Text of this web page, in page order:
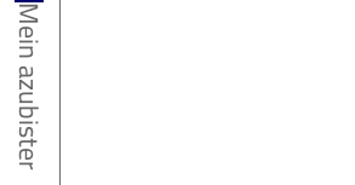
Mein azubister